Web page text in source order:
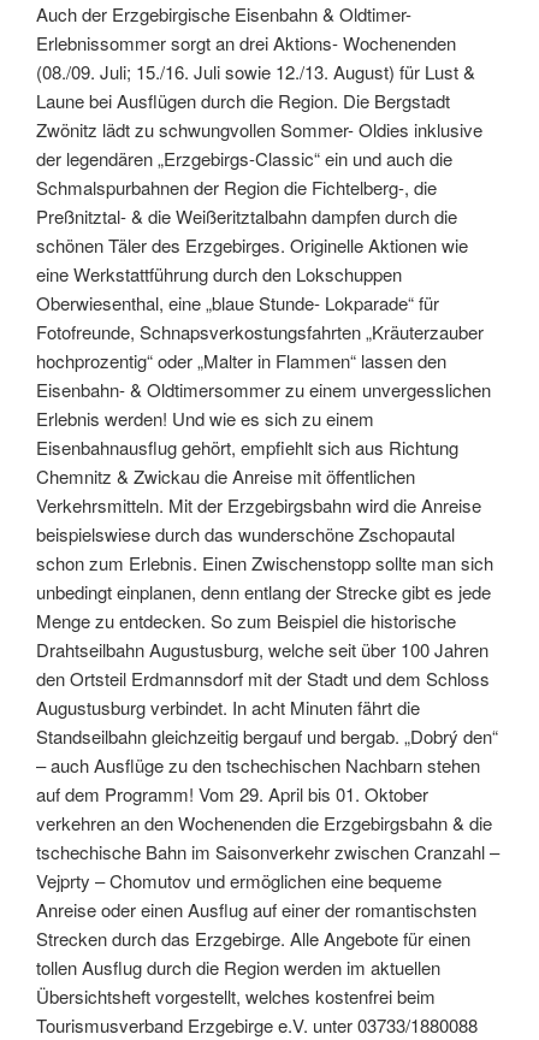
Auch der Erzgebirgische Eisenbahn & Oldtimer-
Erlebnissommer sorgt an drei Aktions- Wochenenden
(08./09. Juli; 15./16. Juli sowie 12./13. August) für Lust &
Laune bei Ausflügen durch die Region. Die Bergstadt
Zwönitz lädt zu schwungvollen Sommer- Oldies inklusive
der legendären „Erzgebirgs-Classic“ ein und auch die
Schmalspurbahnen der Region die Fichtelberg-, die
Preßnitztal- & die Weißeritztalbahn dampfen durch die
schönen Täler des Erzgebirges. Originelle Aktionen wie
eine Werkstattführung durch den Lokschuppen
Oberwiesenthal, eine „blaue Stunde- Lokparade“ für
Fotofreunde, Schnapsverkostungsfahrten „Kräuterzauber
hochprozentig“ oder „Malter in Flammen“ lassen den
Eisenbahn- & Oldtimersommer zu einem unvergesslichen
Erlebnis werden! Und wie es sich zu einem
Eisenbahnausflug gehört, empfiehlt sich aus Richtung
Chemnitz & Zwickau die Anreise mit öffentlichen
Verkehrsmitteln. Mit der Erzgebirgsbahn wird die Anreise
beispielswiese durch das wunderschöne Zschopautal
schon zum Erlebnis. Einen Zwischenstopp sollte man sich
unbedingt einplanen, denn entlang der Strecke gibt es jede
Menge zu entdecken. So zum Beispiel die historische
Drahtseilbahn Augustusburg, welche seit über 100 Jahren
den Ortsteil Erdmannsdorf mit der Stadt und dem Schloss
Augustusburg verbindet. In acht Minuten fährt die
Standseilbahn gleichzeitig bergauf und bergab. „Dobrý den“
– auch Ausflüge zu den tschechischen Nachbarn stehen
auf dem Programm! Vom 29. April bis 01. Oktober
verkehren an den Wochenenden die Erzgebirgsbahn & die
tschechische Bahn im Saisonverkehr zwischen Cranzahl –
Vejprty – Chomutov und ermöglichen eine bequeme
Anreise oder einen Ausflug auf einer der romantischsten
Strecken durch das Erzgebirge. Alle Angebote für einen
tollen Ausflug durch die Region werden im aktuellen
Übersichtsheft vorgestellt, welches kostenfrei beim
Tourismusverband Erzgebirge e.V. unter 03733/1880088